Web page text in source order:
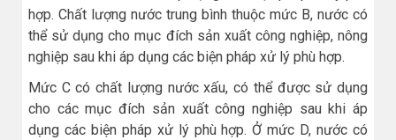
hợp. Chất lượng nước trung bình thuộc mức B, nước có
thể sử dụng cho mục đích sản xuất công nghiệp, nông
nghiệp sau khi áp dụng các biện pháp xử lý phù hợp.
Mức C có chất lượng nước xấu, có thể được sử dụng
cho các mục đích sản xuất công nghiệp sau khi áp
dụng các biện pháp xử lý phù hợp. Ở mức D, nước có